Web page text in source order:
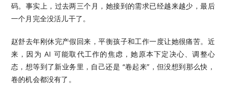
码。事实上，过去两三个月，她接到的需求已经越来越少，最后
一个月完全没活儿干了。
赵舒去年刚休完产假回来，平衡孩子和工作一度让她很痛苦。近
来，因为 AI 可能取代工作的焦虑，她原本下定决心、调整心
态，想等到了新业务里，自己还是 “卷起来”，但没想到那么快，
卷的机会都没有了。